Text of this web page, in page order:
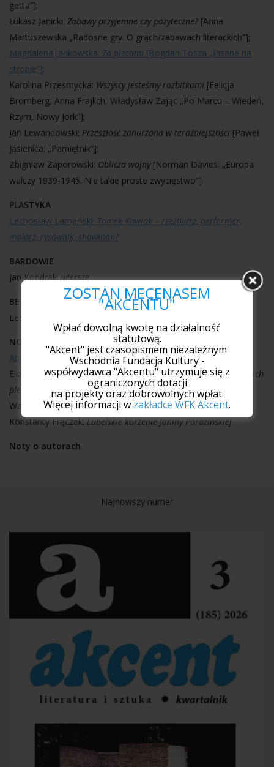
getta”];
Łukasz Janicki: Zabawy przyjemne czy pożyteczne? [Anna
Martuszewska „Radosne gry. O grach/zabawach literackich”];
Magdalena Jankowska: Za plecami [Bogdan Tosza „Pisane na
stronie”];
Karolina Przesmycka: Wszyscy jesteśmy rozbitkami [Felicja
Bromberg, Anna Frajlich, Władysław Zając „Po Marcu – Wiedeń,
Rzym, Nowy Jork”];
Jan Lewandowski: Przeszłość zanurzona w teraźniejszości [Paweł
Jasienica: „Pamiętnik”];
Zbigniew Zaporowski: Oblicza wojny[Norman Davies: „Europa
walczy 1939-1945. Nie takie proste zwycięstwo”]
PLASTYKA
Lechosław Lameński: Tomek Kawiak – rzeźbiarz, performer,
malarz, rysownik, showman?
BARDOWIE
Jan Kondrak:wiersze
BEZ TYTUŁU
Leszek Mądzik:
NOTY
Andrzej Goworski:III Zderzenia Poetyckie w Sosnowcu
Eliza Leszczyńska-Pieniak:Mistrzowie ilustracji na roztoczańskich
plenerach
Wacław Wołyński:„Maj nad Wilią” po raz piętnasty
Konstanty Frączek:Lubelskie korzenie Janiny Porazińskiej
Noty o autorach
Najnowszy numer
ZOSTAŃ MECENASEM
"AKCENTU"
Wpłać dowolną kwotę na działalność
statutową.
"Akcent" jest czasopismem niezależnym.
Wschodnia Fundacja Kultury -
współwydawca "Akcentu" utrzymuje się z
ograniczonych dotacji
na projekty oraz dobrowolnych wpłat.
Więcej informacji w zakładce WFK Akcent.